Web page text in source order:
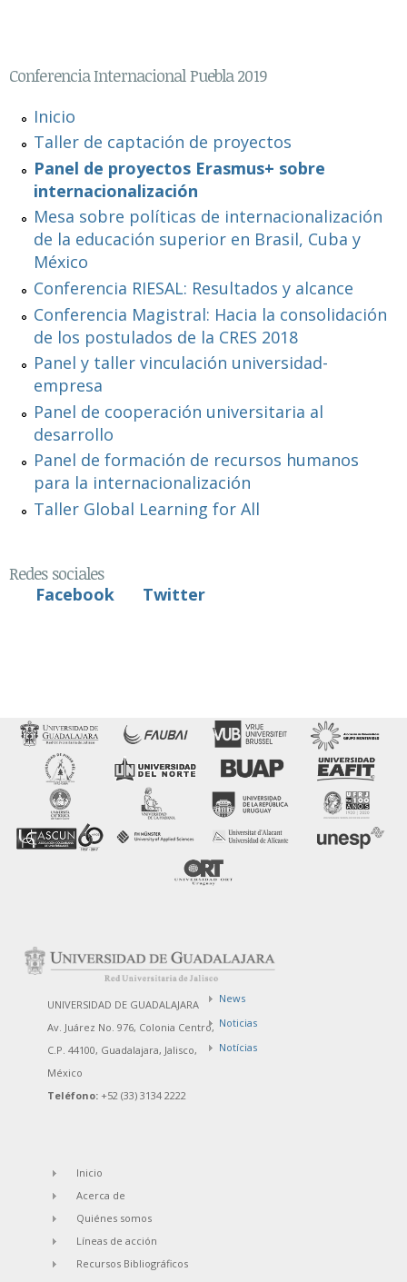
Conferencia Internacional Puebla 2019
Inicio
Taller de captación de proyectos
Panel de proyectos Erasmus+ sobre
internacionalización
Mesa sobre políticas de internacionalización
de la educación superior en Brasil, Cuba y
México
Conferencia RIESAL: Resultados y alcance
Conferencia Magistral: Hacia la consolidación
de los postulados de la CRES 2018
Panel y taller vinculación universidad-
empresa
Panel de cooperación universitaria al
desarrollo
Panel de formación de recursos humanos
para la internacionalización
Taller Global Learning for All
Redes sociales
Facebook
Twitter
UNIVERSIDAD DE GUADALAJARA
Av. Juárez No. 976, Colonia Centro,
C.P. 44100, Guadalajara, Jalisco,
México
Teléfono: +52 (33) 3134 2222
News
Noticias
Notícias
Inicio
Acerca de
Quiénes somos
Líneas de acción
Recursos Bibliográficos